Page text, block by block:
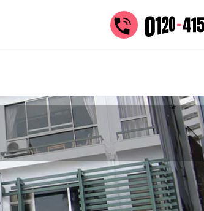
群馬県(25) 茨城県(4) 埼玉県(1)
神奈川県(14)